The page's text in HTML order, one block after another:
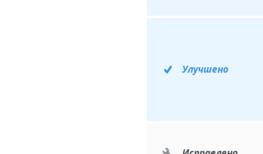
Улучшено